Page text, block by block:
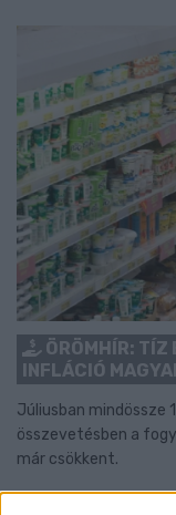
ÖRÖMHÍR: TÍZ
INFLÁCIÓ
Júliusban mindössze
összevetésben a
már csökkent.